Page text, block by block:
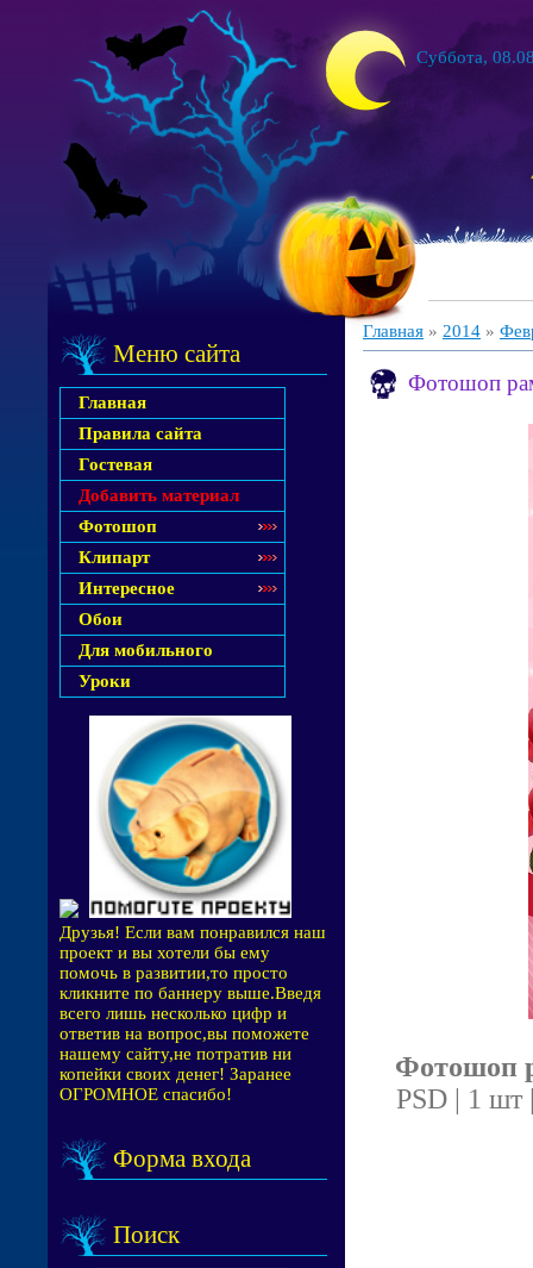
Суббота,
Меню сайта
Главная
Правила сайта
Гостевая
Добавить материал
Фотошоп
Клипарт
Интересное
Обои
Для мобильного
Уроки
Друзья! Если вам понравился наш
проект и вы хотели бы ему
помочь в развитии,то просто
кликните по баннеру выше.Введя
всего лишь несколько цифр и
ответив на вопрос,вы поможете
нашему сайту,не потратив ни
копейки своих денег! Заранее
ОГРОМНОЕ спасибо!
Форма входа
Поиск
Главная » 2014 »
Фотошоп
Фотошоп
PSD | 1 шт